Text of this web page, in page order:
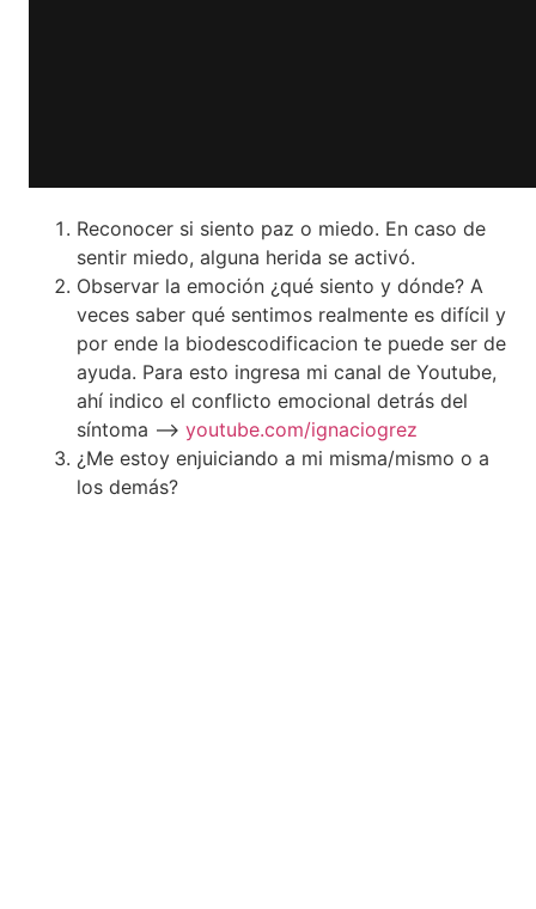
Reconocer si siento paz o miedo. En caso de
sentir miedo, alguna herida se activó.
Observar la emoción ¿qué siento y dónde? A
veces saber qué sentimos realmente es difícil y
por ende la biodescodificacion te puede ser de
ayuda. Para esto ingresa mi canal de Youtube,
ahí indico el conflicto emocional detrás del
síntoma –> youtube.com/ignaciogrez
¿Me estoy enjuiciando a mi misma/mismo o a
los demás?